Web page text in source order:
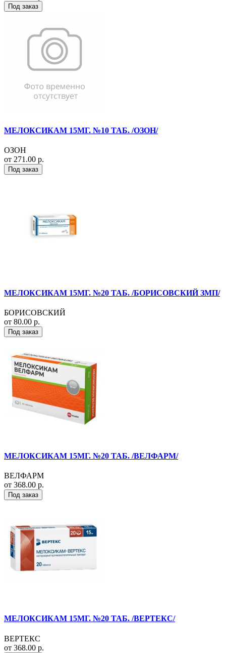
Под заказ
МЕЛОКСИКАМ 15МГ. №10 ТАБ. /ОЗОН/
ОЗОН
от 271.00 р.
Под заказ
МЕЛОКСИКАМ 15МГ. №20 ТАБ. /БОРИСОВСКИЙ ЗМП/
БОРИСОВСКИЙ
от 80.00 р.
Под заказ
МЕЛОКСИКАМ 15МГ. №20 ТАБ. /ВЕЛФАРМ/
ВЕЛФАРМ
от 368.00 р.
Под заказ
МЕЛОКСИКАМ 15МГ. №20 ТАБ. /ВЕРТЕКС/
ВЕРТЕКС
от 368.00 р.